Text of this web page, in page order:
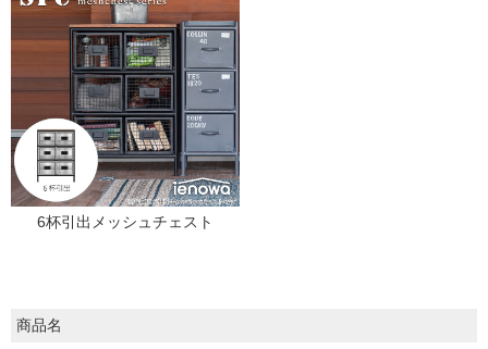
6杯引出メッシュチェスト
商品名